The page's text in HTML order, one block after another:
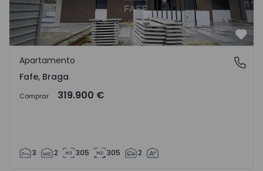
Fafe, Braga
Apartamento
Fafe, Braga
Comprar 319.900 €
3 2 305 305 2